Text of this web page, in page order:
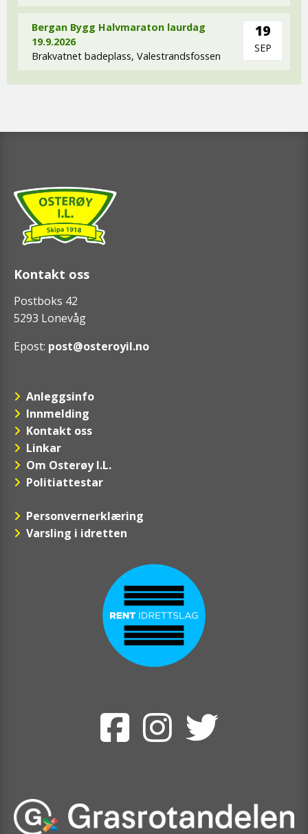
Bergan Bygg Halvmaraton laurdag
19.9.2026
Brakvatnet badeplass, Valestrandsfossen
19
SEP
Kontakt oss
Postboks 42
5293 Lonevåg
Epost: post@osteroyil.no
Anleggsinfo
Innmelding
Kontakt oss
Linkar
Om Osterøy I.L.
Politiattestar
Personvernerklæring
Varsling i idretten